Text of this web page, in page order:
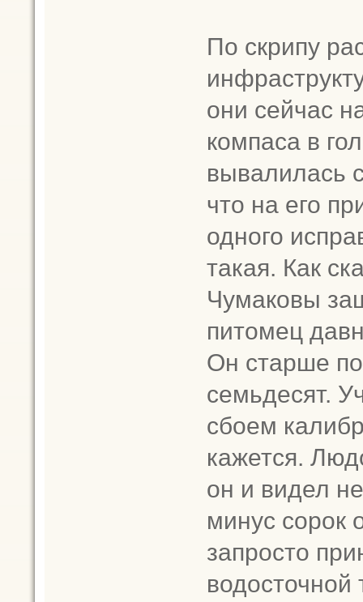
По скрипу
они сейчас
компаса в
вывалилась
что на его
одного
такая. Как
Чумаковы
питомец
Он старше
семьдесят.
сбоем
кажется.
он и видел
минус сорок
запросто